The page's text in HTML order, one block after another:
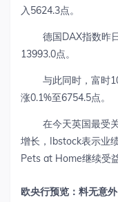
入5624.3点。
德国DAX指数昨
13993.0点。
与此同时，富时
涨0.1%至6754.5点。
在今天英国最受
增长，Ibstock表示业
Pets at Home继续受
欧央行预览：料无意外